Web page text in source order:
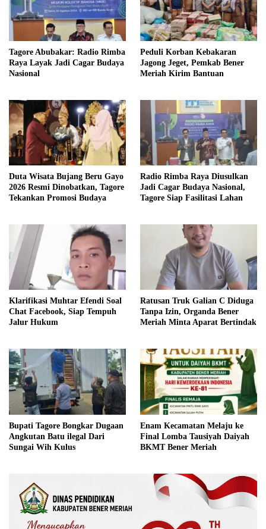
Tagore Abubakar: Radio Rimba
Raya Layak Jadi Cagar Budaya
Nasional
Peduli Korban Kebakaran
Jagong Jeget, Pemkab Bener
Meriah Kirim Bantuan
Duta Wisata Bujang Beru Gayo
2026 Resmi Dinobatkan, Tagore
Tekankan Promosi Budaya
Radio Rimba Raya Diusulkan
Jadi Cagar Budaya Nasional,
Tagore Siap Fasilitasi Lahan
Klarifikasi Muhtar Efendi Soal
Chat Facebook, Siap Tempuh
Jalur Hukum
Ratusan Truk Galian C Diduga
Tanpa Izin, Organda Bener
Meriah Minta Aparat Bertindak
Bupati Tagore Bongkar Dugaan
Angkutan Batu ilegal Dari
Sungai Wih Kulus
Enam Kecamatan Melaju ke
Final Lomba Tausiyah Daiyah
BKMT Bener Meriah